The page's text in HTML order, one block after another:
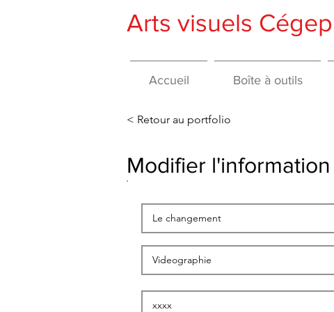
Arts visuels
Accueil Boîte à outils
< Retour au portfolio
Modifier